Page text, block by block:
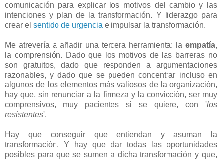
comunicación para explicar los motivos del cambio y las
intenciones y plan de la transformación. Y liderazgo para
crear el sentido de urgencia e impulsar la transformación.
Me atrevería a añadir una tercera herramienta: la empatía,
la comprensión. Dado que los motivos de las barreras no
son gratuitos, dado que responden a argumentaciones
razonables, y dado que se pueden concentrar incluso en
algunos de los elementos más valiosos de la organización,
hay que, sin renunciar a la firmeza y la convicción, ser muy
comprensivos, muy pacientes si se quiere, con 'los
resistentes'.
Hay que conseguir que entiendan y asuman la
transformación. Y hay que dar todas las oportunidades
posibles para que se sumen a dicha transformación y que,